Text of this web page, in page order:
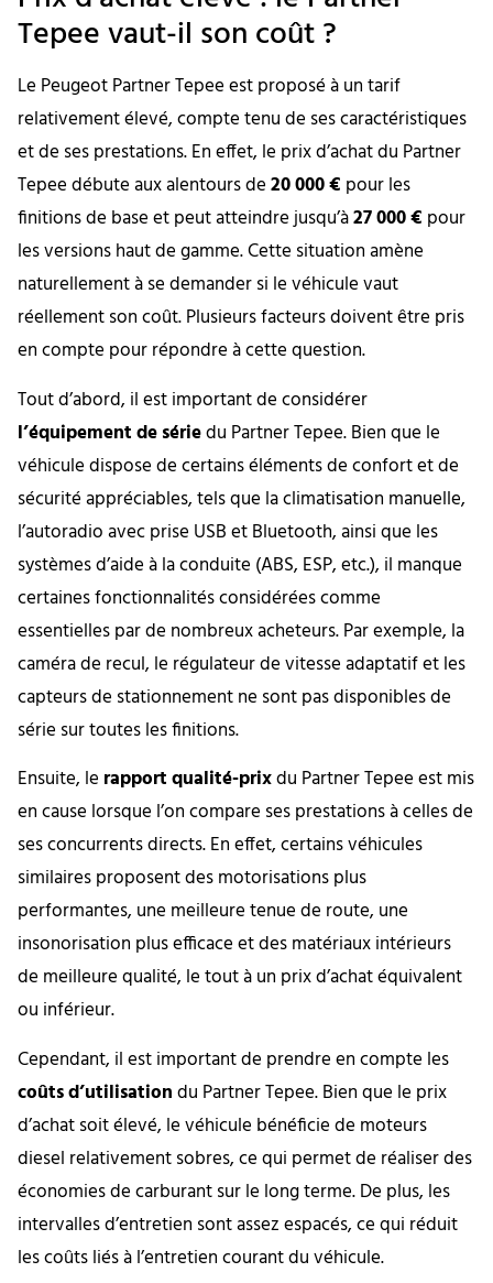
Tepee vaut-il son coût ?
Le Peugeot Partner Tepee est proposé à un tarif
relativement élevé, compte tenu de ses caractéristiques
et de ses prestations. En effet, le prix d’achat du Partner
Tepee débute aux alentours de20 000 € pour les
finitions de base et peut atteindre jusqu’à27 000 € pour
les versions haut de gamme. Cette situation amène
naturellement à se demander si le véhicule vaut
réellement son coût. Plusieurs facteurs doivent être pris
en compte pour répondre à cette question.
Tout d’abord, il est important de considérer
l’équipement de sériedu Partner Tepee. Bien que le
véhicule dispose de certains éléments de confort et de
sécurité appréciables, tels que la climatisation manuelle,
l’autoradio avec prise USB et Bluetooth, ainsi que les
systèmes d’aide à la conduite (ABS, ESP, etc.), il manque
certaines fonctionnalités considérées comme
essentielles par de nombreux acheteurs. Par exemple, la
caméra de recul, le régulateur de vitesse adaptatif et les
capteurs de stationnement ne sont pas disponibles de
série sur toutes les finitions.
Ensuite, le rapport qualité-prixdu Partner Tepee est mis
en cause lorsque l’on compare ses prestations à celles de
ses concurrents directs. En effet, certains véhicules
similaires proposent des motorisations plus
performantes, une meilleure tenue de route, une
insonorisation plus efficace et des matériaux intérieurs
de meilleure qualité, le tout à un prix d’achat équivalent
ou inférieur.
Cependant, il est important de prendre en compte les
coûts d’utilisationdu Partner Tepee. Bien que le prix
d’achat soit élevé, le véhicule bénéficie de moteurs
diesel relativement sobres, ce qui permet de réaliser des
économies de carburant sur le long terme. De plus, les
intervalles d’entretien sont assez espacés, ce qui réduit
les coûts liés à l’entretien courant du véhicule.